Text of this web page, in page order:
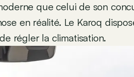
que celui de son
en réalité. Le Karoq
régler la climatisation.